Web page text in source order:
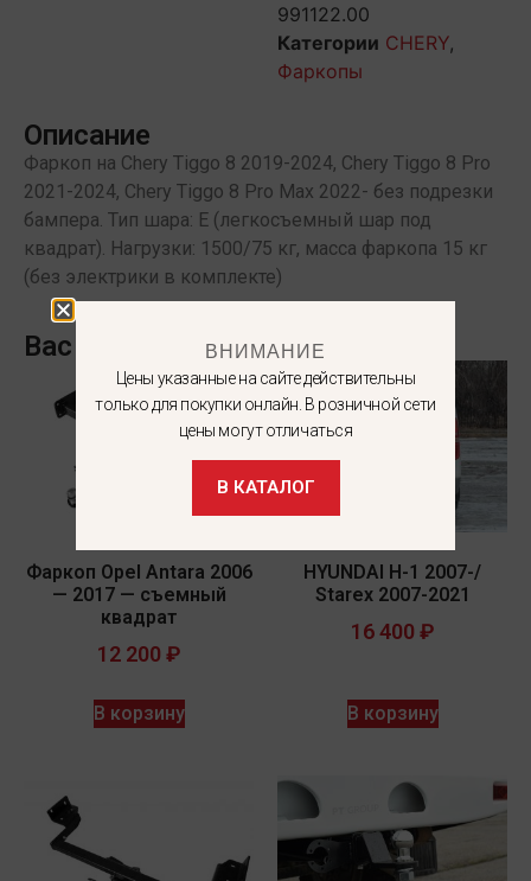
991122.00
Категории CHERY,
Фаркопы
Описание
Фаркоп на Chery Tiggo 8 2019-2024, Chery Tiggo 8 Pro
2021-2024, Chery Tiggo 8 Pro Max 2022- без подрезки
бампера. Тип шара: E (легкосъемный шар под
квадрат). Нагрузки: 1500/75 кг, масса фаркопа 15 кг
(без электрики в комплекте)
Вас может заинтересовать
Фаркоп Opel Antara 2006
— 2017 — съемный
квадрат
12 200 ₽
В корзину
HYUNDAI H-1 2007-/
Starex 2007-2021
16 400 ₽
В корзину
ВНИМАНИЕ
Цены указанные на сайте действительны
только для покупки онлайн. В розничной сети
цены могут отличаться
В КАТАЛОГ